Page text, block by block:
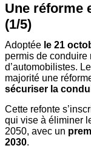
Une réforme
(1/5)
Adoptée le 21
permis de conduire
d’automobilistes.
majorité une
sécuriser la
Cette refonte
qui vise à éliminer
2050, avec un
2030.